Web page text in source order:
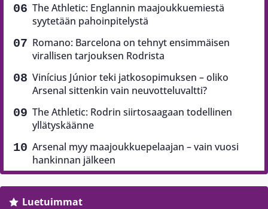
The Athletic: Englannin maajoukkuemiestä
syytetään pahoinpitelystä
Romano: Barcelona on tehnyt ensimmäisen
virallisen tarjouksen Rodrista
Vinícius Júnior teki jatkosopimuksen – oliko
Arsenal sittenkin vain neuvotteluvaltti?
The Athletic: Rodrin siirtosaagaan todellinen
yllätyskäänne
Arsenal myy maajoukkuepelaajan – vain vuosi
hankinnan jälkeen
Luetuimmat